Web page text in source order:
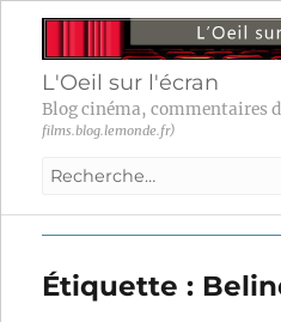
L'Oeil sur l'écran
Blog cinéma, commentaires
films.blog.lemonde.fr)
Recherche
:
Étiquette :